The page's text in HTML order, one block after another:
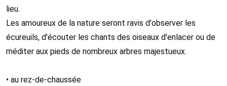
lieu.
Les amoureux de la nature seront ravis d'observer les
écureuils, d'écouter les chants des oiseaux d'enlacer ou de
méditer aux pieds de nombreux arbres majestueux.
• au rez-de-chaussée